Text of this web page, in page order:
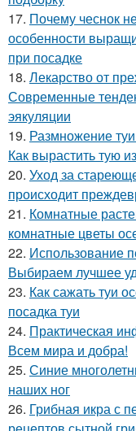
17. Почему чеснок
особенности
при посадке
18. Лекарство от
Современные
эякуляции
19. Размножение
Как вырастить тую
20. Уход за
происходит
21. Комнатные
комнатные цветы
22. Использование
Выбираем лучшее
23. Как сажать туи
посадка туи
24. Практическая
Всем мира и добра!
25. Синие
наших ног
26. Грибная икра с